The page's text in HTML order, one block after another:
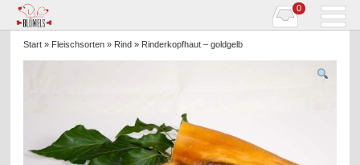
0
Start » Fleischsorten » Rind » Rinderkopfhaut – goldgelb